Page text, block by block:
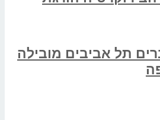
תל אביבים מובילה